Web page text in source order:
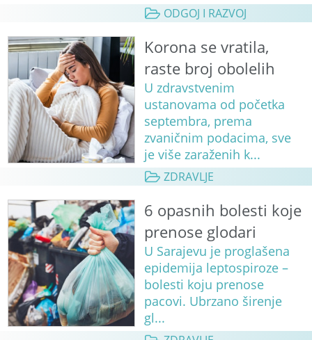
ODGOJ I RAZVOJ
Korona se vratila,
raste broj obolelih
U zdravstvenim
ustanovama od početka
septembra, prema
zvaničnim podacima, sve
je više zaraženih k...
ZDRAVLJE
6 opasnih bolesti koje
prenose glodari
U Sarajevu je proglašena
epidemija leptospiroze –
bolesti koju prenose
pacovi. Ubrzano širenje
gl...